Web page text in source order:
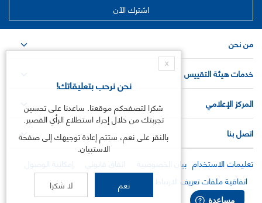
من نحن
خدمات هيئة التقييس
المركز الإعلامي
اتصل بنا
تعليمات الاستخدام بيان الخصوصية اتفاق قانوني
إمكانية الوصول
اتفاقية ملفات تعريف الارتباط
X
نحن نرحب بتعليقاتك!
شكرا لتصفحكم موقعنا. ساعدنا على تحسين
تجربتك من خلال إجراء استطلاع الرأي القصير.
بالنقر على نعم، ستتم إعادة توجيهك إلى صفحة
الاستبيان.
نعم لا شكرا